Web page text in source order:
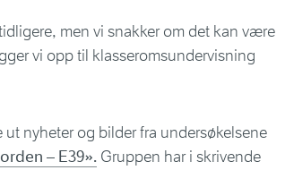
men vi snakker om det kan være
vi opp til klasseromsundervisning
nyheter og bilder fra undersøkelsene
– E39». Gruppen har i skrivende